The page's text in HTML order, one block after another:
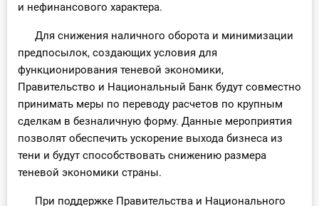
и нефинансового характера.
Для снижения наличного оборота и минимизации
предпосылок, создающих условия для
функционирования теневой экономики,
Правительство и Национальный Банк будут совместно
принимать меры по переводу расчетов по крупным
сделкам в безналичную форму. Данные мероприятия
позволят обеспечить ускорение выхода бизнеса из
тени и будут способствовать снижению размера
теневой экономики страны.
При поддержке Правительства и Национального